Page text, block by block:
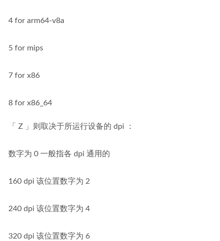
4 for arm64-v8a
5 for mips
7 for x86
8 for x86_64
「 Z 」则取决于所运行设备的 dpi ：
数字为 0 一般指各 dpi 通用的
160 dpi 该位置数字为 2
240 dpi 该位置数字为 4
320 dpi 该位置数字为 6